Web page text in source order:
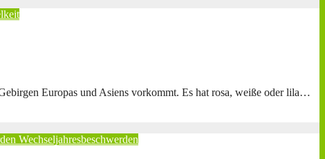
Europas und Asiens vorkommt. Es hat rosa, weiße oder lila…
Wechseljahresbeschwerden